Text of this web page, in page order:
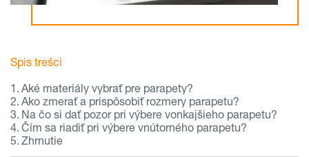
Spis treści
Aké materiály vybrať pre parapety?
Ako zmerať a prispôsobiť rozmery parapetu?
Na čo si dať pozor pri výbere vonkajšieho parapetu?
Čím sa riadiť pri výbere vnútorného parapetu?
Zhrnutie